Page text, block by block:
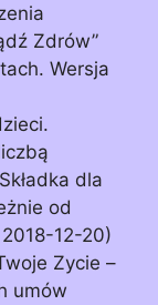
Zdrów”
Wersja
dla
od
12-20)
Zycie –
umów